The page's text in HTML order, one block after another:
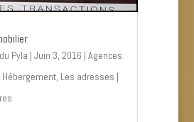
Pyla | Juin 3, 2016 | Agences
Hébergement, Les adresses |